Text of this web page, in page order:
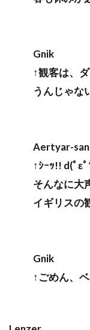
Gnik
↑観客は、
うんじゃな
Aertyar-
↑ｼｰｯ!! d(ﾟε
そんなに大
イギリスの
Gnik
↑ごめん、